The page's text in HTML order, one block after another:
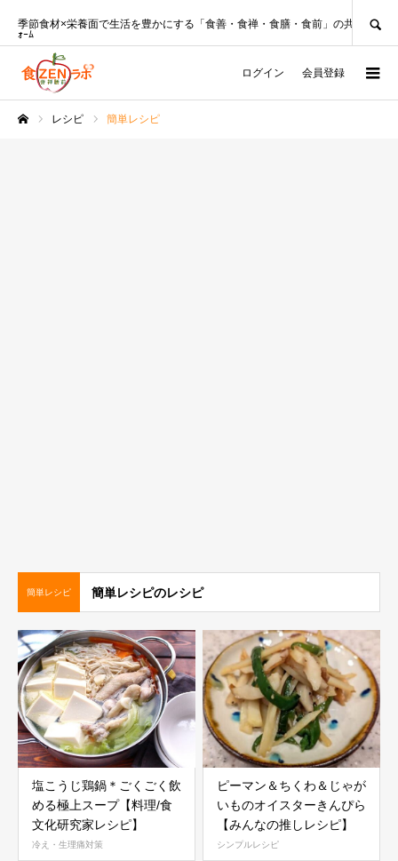
季節食材×栄養面で生活を豊かにする「食善・食禅・食膳・食前」の共創ﾌﾟﾗｯﾄﾌ
ｫｰﾑ
ログイン 会員登録
レシピ 簡単レシピ
簡単レシピ 簡単レシピのレシピ
塩こうじ鶏鍋＊ごくごく飲
める極上スープ【料理/食
文化研究家レシピ】
冷え・生理痛対策
ピーマン＆ちくわ＆じゃが
いものオイスターきんぴら
【みんなの推しレシピ】
シンプルレシピ